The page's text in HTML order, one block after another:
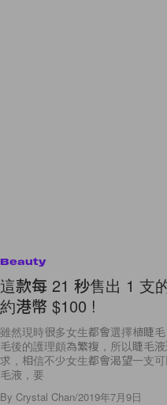
Beauty
這款每 21 秒售出 1 支
約港幣 $100 !
雖然現時很多女生都會選擇植睫
毛後的護理頗為繁複，所以睫毛
求，相信不少女生都會渴望一支
毛液，要
By Crystal Chan/2019年7月9日